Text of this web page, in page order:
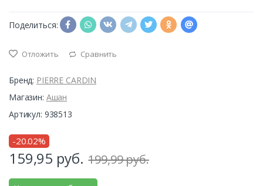
Поделиться:
Отложить Сравнить
Бренд: PIERRE CARDIN
Магазин: Ашан
Артикул: 938513
-20.02%
159,95 руб. 199,99 руб.